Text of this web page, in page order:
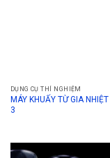
DỤNG CỤ THÍ NGHIỆM
MÁY KHUẤY TỪ GIA
3